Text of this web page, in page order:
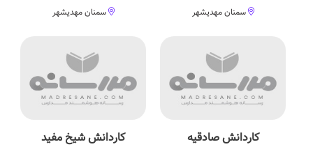
سمنان مهدیشهر
سمنان مهدیشهر
کاردانش صادقیه کاردانش شیخ مفید